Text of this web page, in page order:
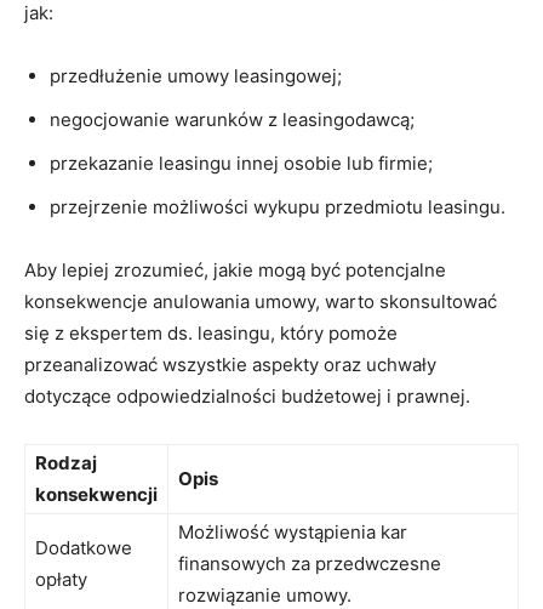
jak:
przedłużenie umowy leasingowej;
negocjowanie warunków z leasingodawcą;
przekazanie leasingu innej osobie lub firmie;
przejrzenie możliwości wykupu przedmiotu leasingu.
Aby lepiej zrozumieć, jakie mogą być potencjalne
konsekwencje anulowania umowy, warto skonsultować
się z ekspertem ds. leasingu, który pomoże
przeanalizować wszystkie aspekty oraz uchwały
dotyczące odpowiedzialności budżetowej i prawnej.
Rodzaj
konsekwencji
Opis
Dodatkowe
opłaty
Możliwość wystąpienia kar
finansowych za przedwczesne
rozwiązanie umowy.